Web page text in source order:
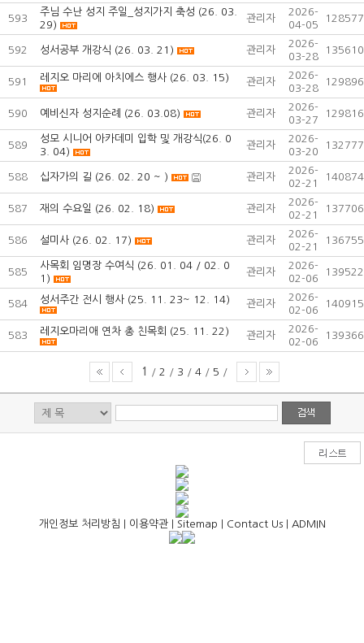
593
주님 수난 성지 주일_성지가지 축성 (26. 03.
29)
관리자
2026-
04-05
128577
592 성서공부 개강식 (26. 03. 21) 관리자
2026-
03-28
135610
591 레지오 마리에 아치에스 행사 (26. 03. 15) 관리자
2026-
03-28
129896
590 예비신자 성지순례 (26. 03.08) 관리자
2026-
03-27
129816
589
성모 시니어 아카데미 입학 및 개강식(26. 0
3. 04)
관리자
2026-
03-20
132777
588 십자가의 길 (26. 02. 20 ~ ) 관리자
2026-
02-21
140874
587 재의 수요일 (26. 02. 18) 관리자
2026-
02-21
137706
586 설미사 (26. 02. 17) 관리자
2026-
02-21
136755
585
사목회 임명장 수여식 (26. 01. 04 / 02. 0
1)
관리자
2026-
02-06
139522
584 성서주간 전시 행사 (25. 11. 23~ 12. 14) 관리자
2026-
02-06
140915
583 레지오마리애 연차 총 친목회 (25. 11. 22) 관리자
2026-
02-06
139366
1 / 2 / 3 / 4 / 5 /
개인정보 처리방침 이용약관| Sitemap Contact Us| ADMIN